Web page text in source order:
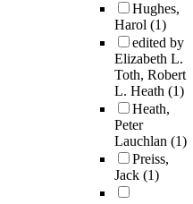
Hughes,
Harol (1)
edited by
Elizabeth L.
Toth, Robert
L. Heath (1)
Heath,
Peter
Lauchlan (1)
Preiss,
Jack (1)